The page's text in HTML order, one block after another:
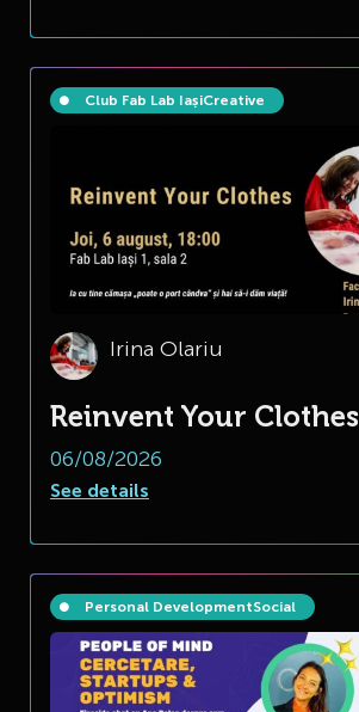
Club Fab Lab IașiCreative
Irina Olariu
Reinvent Your Clothes
06/08/2026
See details
Personal DevelopmentSocial